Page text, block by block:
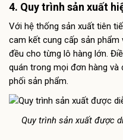
4. Quy trình sản xuất
Với hệ thống sản xuất tiên
cam kết cung cấp sản
đều cho từng lô hàng lớn.
quán trong mọi đơn hàng và
phối sản phẩm.
Quy trình sản xuất được